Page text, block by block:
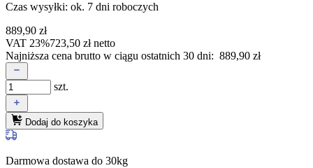
Czas wysyłki: ok. 7 dni roboczych
889,90 zł
VAT 23%723,50 złnetto
Najniższa cena brutto w ciągu ostatnich 30 dni: 889,90 zł
szt.
Dodaj do koszyka
Darmowa dostawa do 30kg